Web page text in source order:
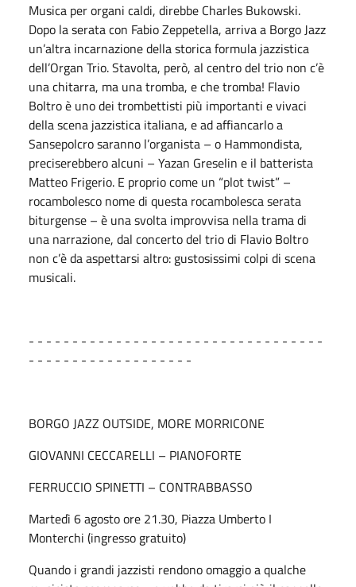
Musica per organi caldi, direbbe Charles Bukowski.
Dopo la serata con Fabio Zeppetella, arriva a Borgo Jazz
un’altra incarnazione della storica formula jazzistica
dell’Organ Trio. Stavolta, però, al centro del trio non c’è
una chitarra, ma una tromba, e che tromba! Flavio
Boltro è uno dei trombettisti più importanti e vivaci
della scena jazzistica italiana, e ad affiancarlo a
Sansepolcro saranno l’organista – o Hammondista,
preciserebbero alcuni – Yazan Greselin e il batterista
Matteo Frigerio. E proprio come un “plot twist” –
rocambolesco nome di questa rocambolesca serata
biturgense – è una svolta improvvisa nella trama di
una narrazione, dal concerto del trio di Flavio Boltro
non c’è da aspettarsi altro: gustosissimi colpi di scena
musicali.
- - - - - - - - - - - - - - - - - - - - - - - - - - - - - - - - - -
- - - - - - - - - - - - - - - - - - -
BORGO JAZZ OUTSIDE, MORE MORRICONE
GIOVANNI CECCARELLI – PIANOFORTE
FERRUCCIO SPINETTI – CONTRABBASSO
Martedì 6 agosto ore 21.30, Piazza Umberto I
Monterchi (ingresso gratuito)
Quando i grandi jazzisti rendono omaggio a qualche